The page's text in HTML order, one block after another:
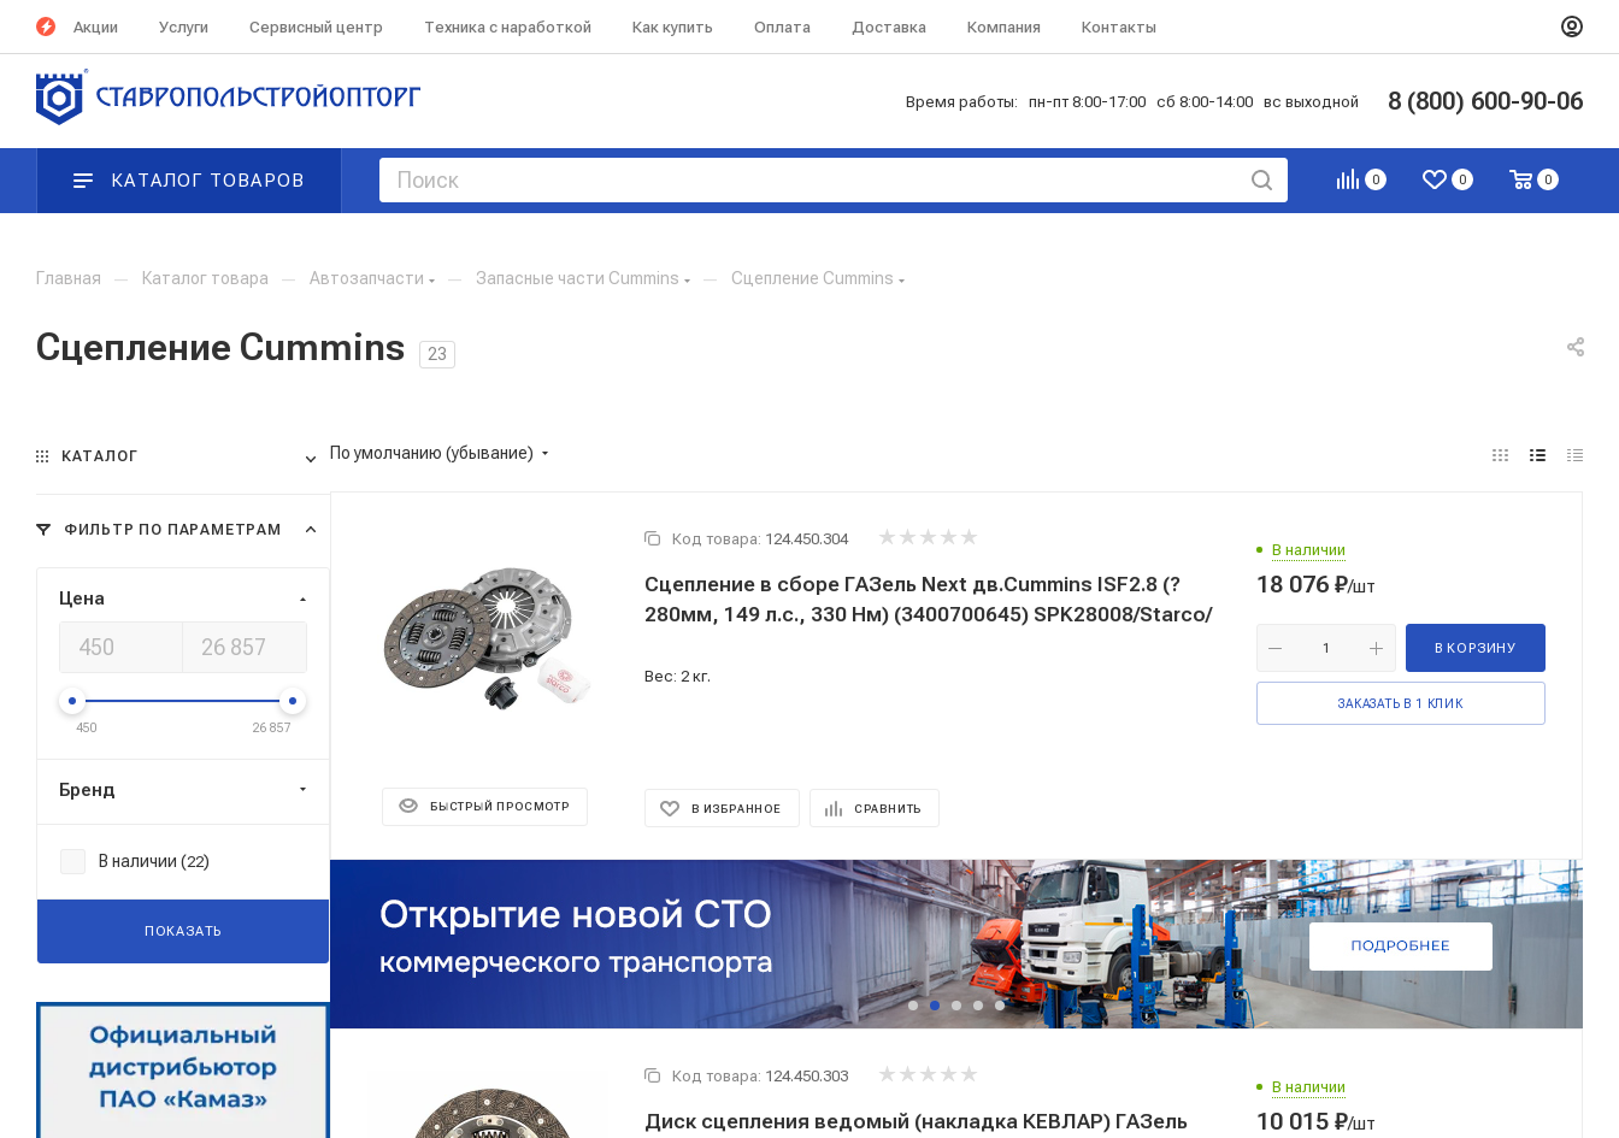
Акции Услуги Сервисный центр Техника с наработкой Как купить Оплата Доставка Компания Контакты
Время работы: пн-пт 8:00-17:00 сб 8:00-14:00 вс выходной 8 (800) 600-90-06
0 0 0
КАТАЛОГ ТОВАРОВ
Главная — Каталог товара — Автозапчасти — Запасные части Cummins — Сцепление Cummins
Сцепление Cummins 23
По умолчанию (убывание)
БЫСТРЫЙ ПРОСМОТР
Код товара: 124.450.304
Сцепление в сборе ГАЗель Next дв.Cummins ISF2.8 (?
280мм, 149 л.с., 330 Нм) (3400700645) SPK28008/Starco/
Вес: 2 кг.
В ИЗБРАННОЕ СРАВНИТЬ
В наличии
18 076 ₽/шт
В КОРЗИНУ
ЗАКАЗАТЬ В 1 КЛИК
Код товара: 124.450.303
Диск сцепления ведомый (накладка КЕВЛАР) ГАЗель
В наличии
10 015 ₽/шт
КАТАЛОГ
ФИЛЬТР ПО ПАРАМЕТРАМ
Цена
450 26 857
Бренд
В наличии (22)
ПОКАЗАТЬ